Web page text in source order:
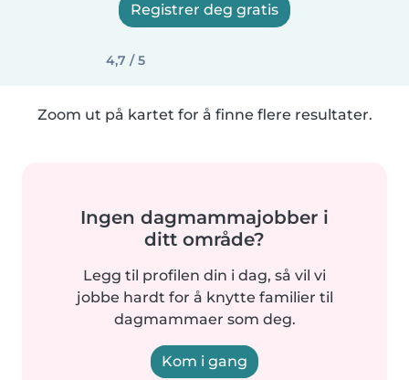
Registrer deg gratis
4,7 / 5
Zoom ut på kartet for å finne flere resultater.
Ingen dagmammajobber i
ditt område?
Legg til profilen din i dag, så vil vi
jobbe hardt for å knytte familier til
dagmammaer som deg.
Kom i gang